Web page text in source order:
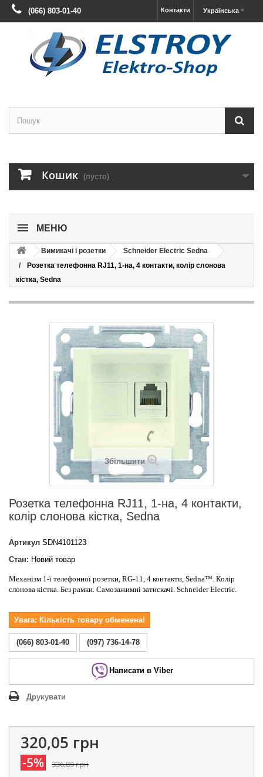
Українська
Контакти
(066) 803-01-40
Кошик (пусто)
МЕНЮ
Вимикачі і розетки
Schneider Electric Sedna
Розетка телефонна RJ11, 1-на, 4 контакти, колір слонова
кістка, Sedna
Збільшити
Розетка телефонна RJ11, 1-на, 4 контакти,
колір слонова кістка, Sedna
Артикул SDN4101123
Стан: Новий товар
Механізм 1-ї телефонної розетки, RG-11, 4 контакти, Sedna™. Колір
слонова кістка. Без рамки. Самозажимні затискачі. Schneider Electric.
Увага: Кількість товару обмежена!
(066) 803-01-40 (097) 736-14-78
Написати в Viber
Друкувати
320,05 грн
-5% 336,89 грн